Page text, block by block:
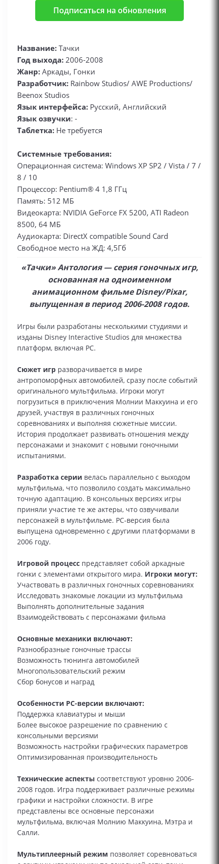
Подписаться на обновления
Название: Тачки
Год выхода: 2006-2008
Жанр: Аркады, Гонки
Разработчик: Rainbow Studios/ AWE Productions/
Beenox Studios
Язык интерфейса: Русский, Английский
Язык озвучки: -
Таблетка: Не требуется
Системные требования:
Операционная система: Windows XP SP2 / Vista / 7 /
8 / 10
Процессор: Pentium® 4 1,8 ГГц
Память: 512 МБ
Видеокарта: NVIDIA GeForce FX 5200, ATI Radeon
8500, 64 МБ
Аудиокарта: DirectX compatible Sound Card
Свободное место на ЖД: 4,5Гб
«Тачки» Антология — серия гоночных игр,
основанная на одноименном
анимационном фильме Disney/Pixar,
выпущенная в период 2006-2008 годов.
Игры были разработаны несколькими студиями и
изданы Disney Interactive Studios для множества
платформ, включая PC.
Сюжет игр разворачивается в мире
антропоморфных автомобилей, сразу после событий
оригинального мультфильма. Игроки могут
погрузиться в приключения Молнии Маккуина и его
друзей, участвуя в различных гоночных
соревнованиях и выполняя сюжетные миссии.
История продолжает развивать отношения между
персонажами и знакомит с новыми гоночными
испытаниями.
Разработка серии велась параллельно с выходом
мультфильма, что позволило создать максимально
точную адаптацию. В консольных версиях игры
приняли участие те же актеры, что озвучивали
персонажей в мультфильме. PC-версия была
выпущена одновременно с другими платформами в
2006 году.
Игровой процесс представляет собой аркадные
гонки с элементами открытого мира. Игроки могут:
Участвовать в различных гоночных соревнованиях
Исследовать знакомые локации из мультфильма
Выполнять дополнительные задания
Взаимодействовать с персонажами фильма
Основные механики включают:
Разнообразные гоночные трассы
Возможность тюнинга автомобилей
Многопользовательский режим
Сбор бонусов и наград
Особенности PC-версии включают:
Поддержка клавиатуры и мыши
Более высокое разрешение по сравнению с
консольными версиями
Возможность настройки графических параметров
Оптимизированная производительность
Технические аспекты соответствуют уровню 2006-
2008 годов. Игра поддерживает различные режимы
графики и настройки сложности. В игре
представлены все основные персонажи
мультфильма, включая Молнию Маккуина, Мэтра и
Салли.
Мультиплеерный режим позволяет соревноваться